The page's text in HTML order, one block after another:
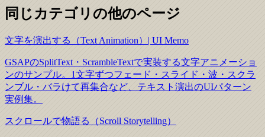
同じカテゴリの他のページ
文字を演出する（Text Animation）| UI Memo
GSAPのSplitText・ScrambleTextで実装する文字アニメーショ
ンのサンプル。1文字ずつフェード・スライド・波・スクラ
ンブル・バラけて再集合など、テキスト演出のUIパターン
実例集。
スクロールで物語る（Scroll Storytelling）